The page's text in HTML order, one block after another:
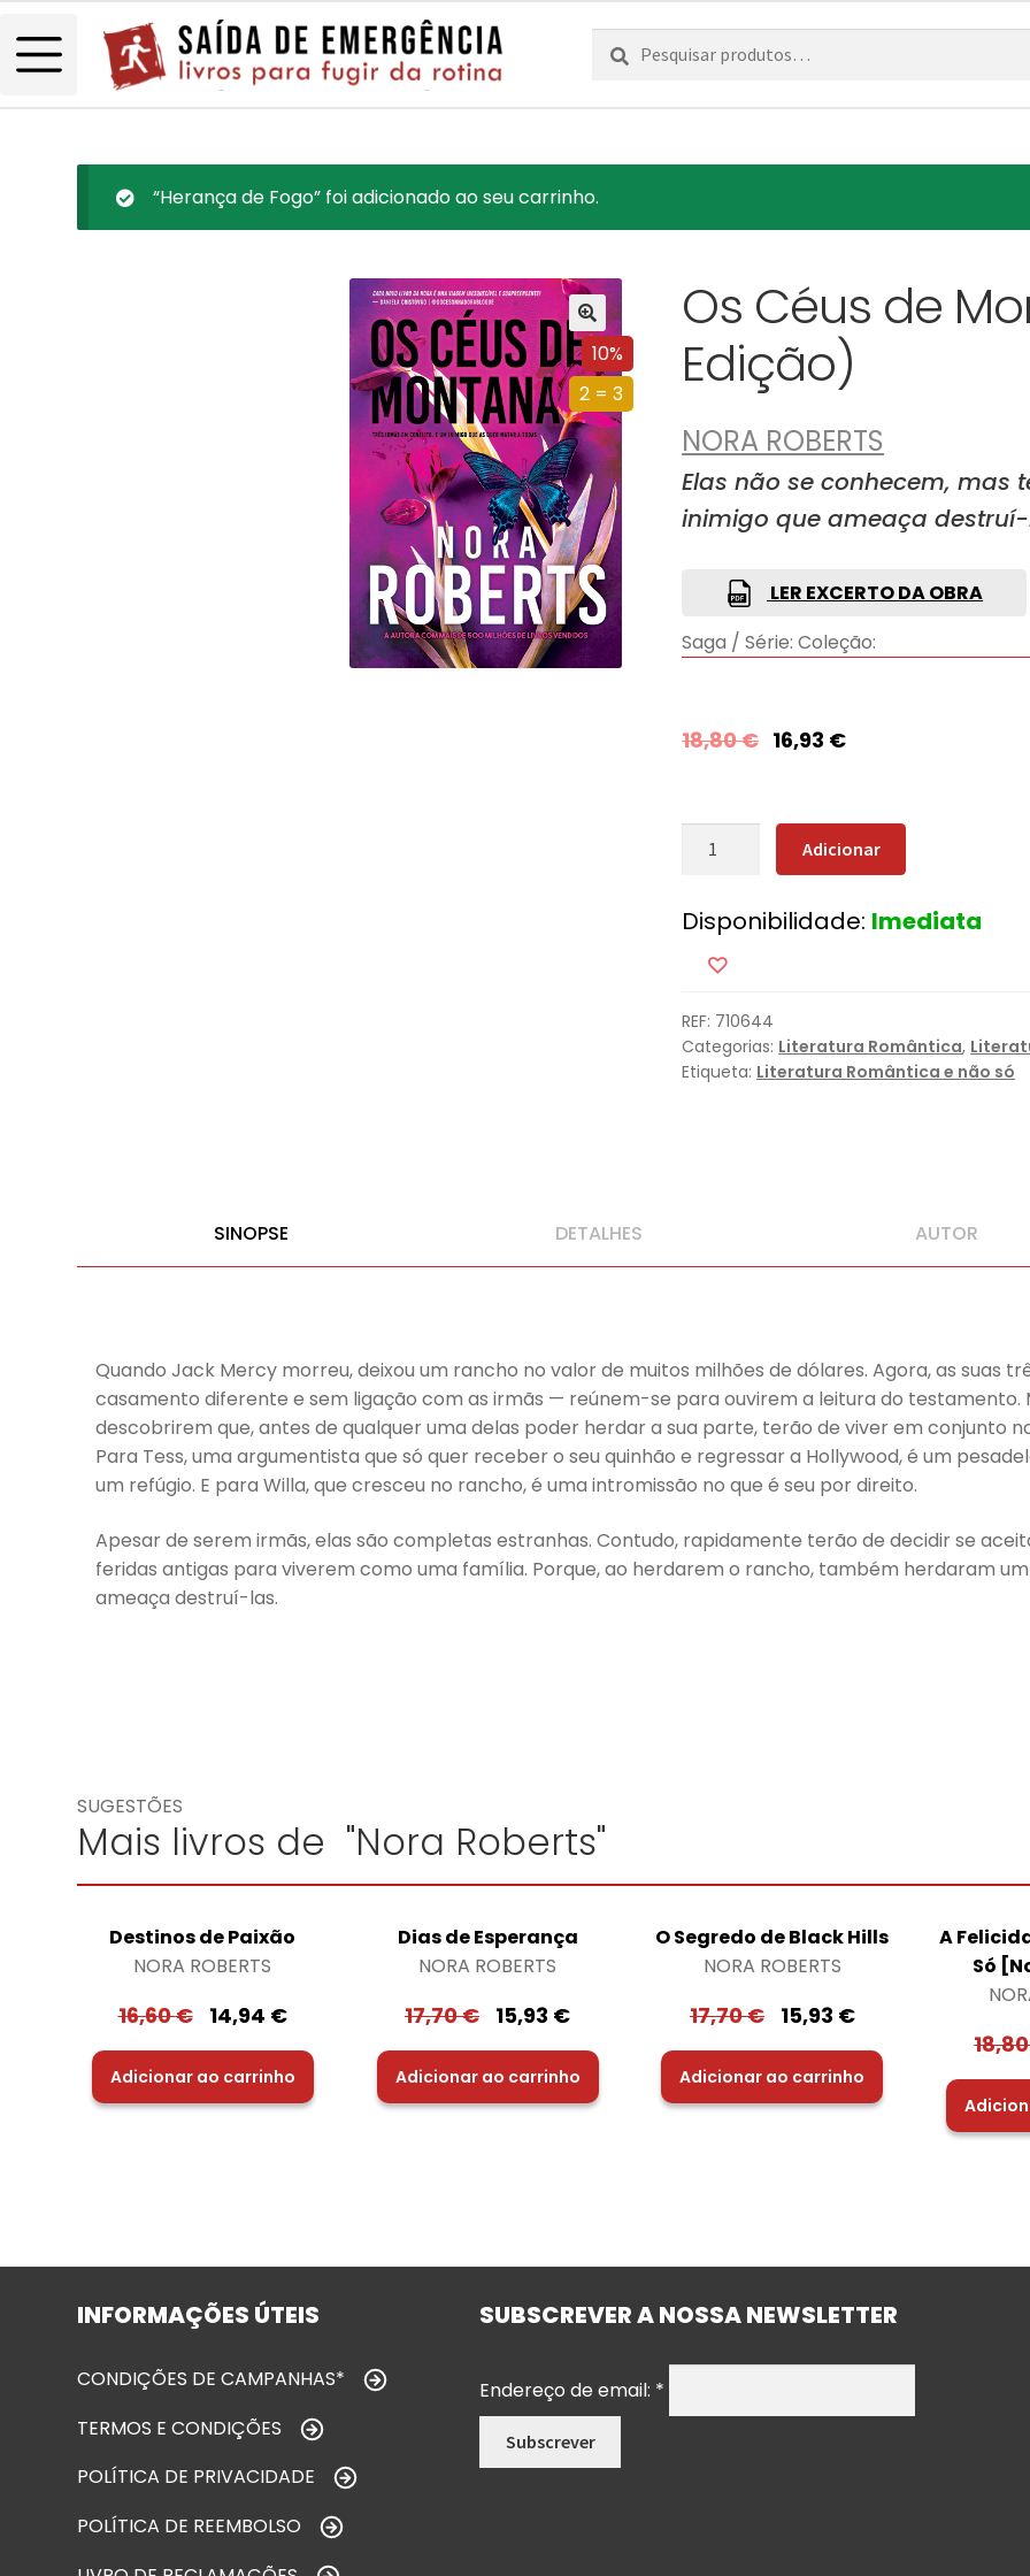
Pesquisar
por:
Pesquisa
“Herança de Fogo” foi adicionado ao seu carrinho.
10%
2 = 3
Os Céus de
Edição)
NORA ROBERTS
Elas não se conhecem, mas
inimigo que ameaça
LER EXCERTO DA OBRA
Saga / Série: Coleção:
18,80€ 16,93 €
Quantidade
Céus
Montana
(Nova
Edição)
Adicionar
Disponibilidade: Imediata
REF: 710644
Categorias: Literatura Romântica,
Etiqueta: Literatura Romântica e não só
SINOPSE DETALHES AUTOR
Quando Jack Mercy morreu, deixou um rancho no valor de muitos milhões de dólares. Agora, as suas
casamento diferente e sem ligação com as irmãs — reúnem-se para ouvirem a leitura do testamento.
descobrirem que, antes de qualquer uma delas poder herdar a sua parte, terão de viver em conjunto
Para Tess, uma argumentista que só quer receber o seu quinhão e regressar a Hollywood, é um
um refúgio. E para Willa, que cresceu no rancho, é uma intromissão no que é seu por direito.
Apesar de serem irmãs, elas são completas estranhas. Contudo, rapidamente terão de decidir se
feridas antigas para viverem como uma família. Porque, ao herdarem o rancho, também herdaram
ameaça destruí-las.
SUGESTÕES
Mais livros de "Nora Roberts"
Destinos de Paixão
NORA ROBERTS
16,60€ 14,94 €
Adicionar ao carrinho
Dias de Esperança
NORA ROBERTS
17,70€ 15,93 €
Adicionar ao carrinho
O Segredo de Black Hills
NORA ROBERTS
17,70€ 15,93 €
Adicionar ao carrinho
A
Só
INFORMAÇÕES ÚTEIS
CONDIÇÕES DE CAMPANHAS*
TERMOS E CONDIÇÕES
POLÍTICA DE PRIVACIDADE
POLÍTICA DE REEMBOLSO
SUBSCREVER A NOSSA NEWSLETTER
Endereço de email: *